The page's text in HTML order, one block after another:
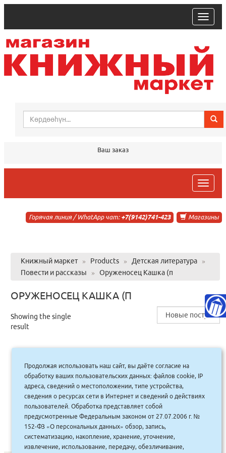
trk
Ваш заказ
trk
Магазины
Горячая линия / WhatApp чат: +7(9142)741-423
Книжный маркет » Products » Детская литература
»
Повести и рассказы
» Оруженосец Кашка (п
ОРУЖЕНОСЕЦ КАШКА (П
Showing the single
result
Оруженосец Кашка (п/тв.) Яркая
ленточка
620.00руб.
558 руб.
Купить
Продолжая использовать наш сайт, вы даёте согласие на
обработку ваших пользовательских данных: файлов cookie, IP
адреса, сведений о местоположении, типе устройства,
сведения о ресурсах сети в Интернет и сведений о действиях
пользователей. Обработка представляет собой
предусмотренные Федеральным законом от 27.07.2006 г. №
152-ФЗ «О персональных данных» обзор, запись,
систематизацию, накопление, хранение, уточнение,
извлечение, использование, передачу, обезличивание,